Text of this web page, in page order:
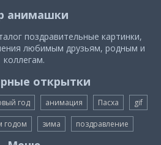
анимашки
поздравительные картинки,
любимым друзьям, родным и
коллегам.
открытки
год анимация Пасха gif
годом зима поздравление